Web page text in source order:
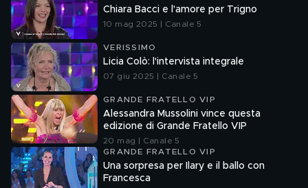
Chiara Bacci e l'amore per Trigno
10 mag 2025 | Canale 5
VERISSIMO
Licia Colò: l'intervista integrale
07 giu 2025 | Canale 5
GRANDE FRATELLO VIP
Alessandra Mussolini vince questa
edizione di Grande Fratello VIP
20 mag | Canale 5
GRANDE FRATELLO VIP
Una sorpresa per Ilary e il ballo con
Francesca